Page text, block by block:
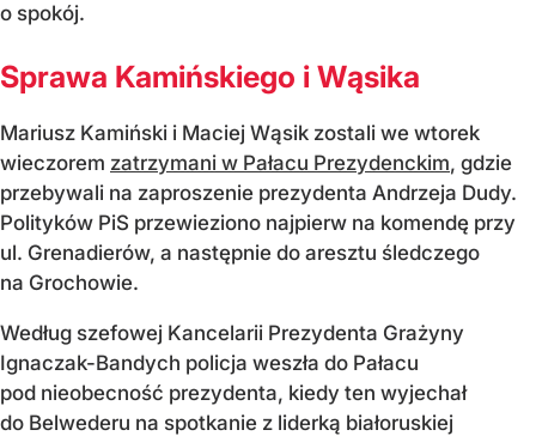
o spokój.
Sprawa Kamińskiego i Wąsika
Mariusz Kamiński i Maciej Wąsik zostali we wtorek
wieczorem zatrzymani w Pałacu Prezydenckim, gdzie
przebywali na zaproszenie prezydenta Andrzeja Dudy.
Polityków PiS przewieziono najpierw na komendę przy
ul. Grenadierów, a następnie do aresztu śledczego
na Grochowie.
Według szefowej Kancelarii Prezydenta Grażyny
Ignaczak-Bandych policja weszła do Pałacu
pod nieobecność prezydenta, kiedy ten wyjechał
do Belwederu na spotkanie z liderką białoruskiej